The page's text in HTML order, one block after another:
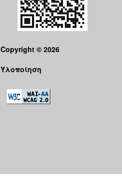
Copyright © 2026
Υλοποίηση